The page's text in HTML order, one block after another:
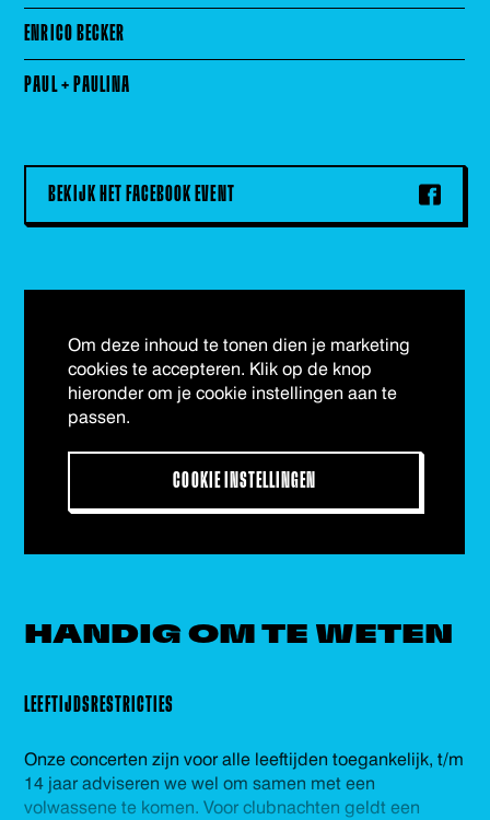
ENRICO BECKER
PAUL + PAULINA
BEKIJK HET FACEBOOK EVENT
Om deze inhoud te tonen dien je marketing
cookies te accepteren. Klik op de knop
hieronder om je cookie instellingen aan te
passen.
COOKIE INSTELLINGEN
HANDIG OMTE WETEN
LEEFTIJDSRESTRICTIES
Onze concerten zijn voor alle leeftijden toegankelijk, t/m
14 jaar adviseren we wel om samen met een
volwassene te komen. Voor clubnachten geldt een